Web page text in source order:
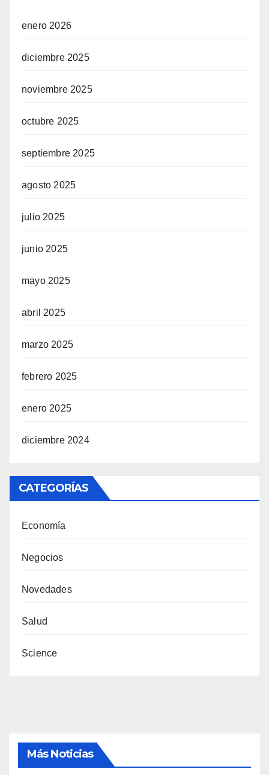
enero 2026
diciembre 2025
noviembre 2025
octubre 2025
septiembre 2025
agosto 2025
julio 2025
junio 2025
mayo 2025
abril 2025
marzo 2025
febrero 2025
enero 2025
diciembre 2024
CATEGORÍAS
Economía
Negocios
Novedades
Salud
Science
Más Noticias